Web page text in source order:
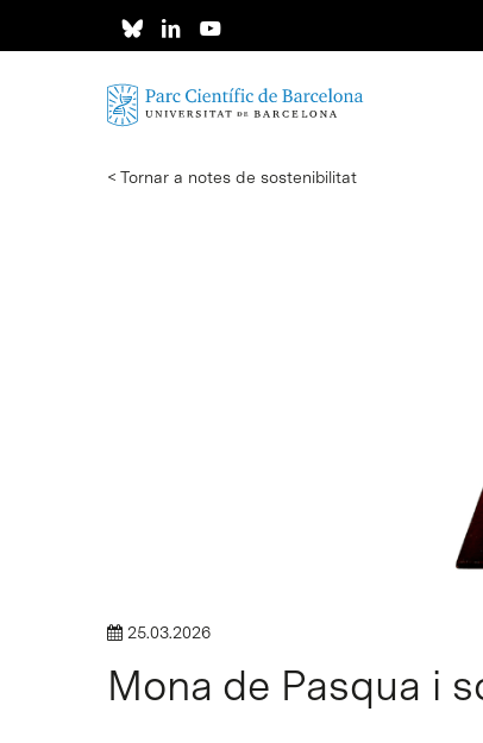
< Tornar a notes de sostenibilitat
25.03.2026
Mona de Pasqua i